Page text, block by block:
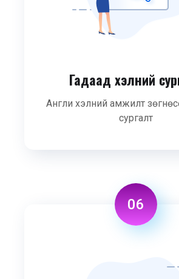
Гадаад хэлний
Англи хэлний амжилт
сургалт
06